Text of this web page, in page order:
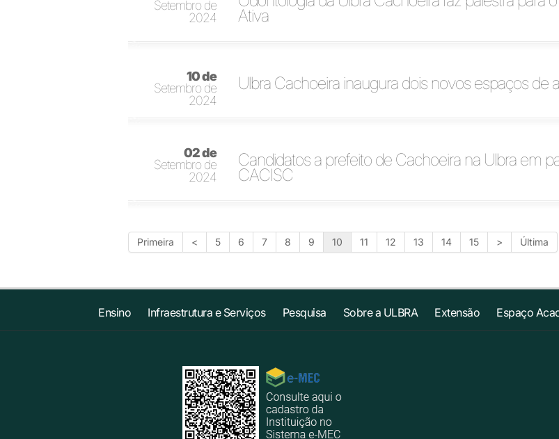
Setembro de
2024
Ativa
10 de
Setembro de
2024
Ulbra Cachoeira inaugura dois novos espaços de
02 de
Setembro de
2024
Candidatos a prefeito de Cachoeira na Ulbra em
CACISC
Primeira < 5 6 7 8 9 10 11 12 13 14 15 > Última
Ensino Infraestrutura e Serviços Pesquisa Sobre a ULBRA Extensão Espaço